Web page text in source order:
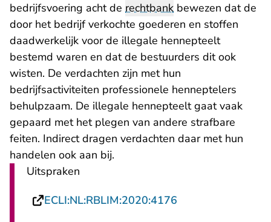
bedrijfsvoering acht de rechtbank bewezen dat de
door het bedrijf verkochte goederen en stoffen
daadwerkelijk voor de illegale hennepteelt
bestemd waren en dat de bestuurders dit ook
wisten. De verdachten zijn met hun
bedrijfsactiviteiten professionele henneptelers
behulpzaam. De illegale hennepteelt gaat vaak
gepaard met het plegen van andere strafbare
feiten. Indirect dragen verdachten daar met hun
handelen ook aan bij.
Uitspraken
ECLI:NL:RBLIM:2020:4176